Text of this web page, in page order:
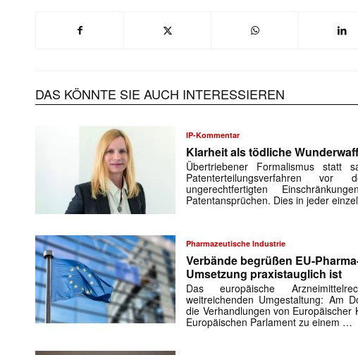
DAS KÖNNTE SIE AUCH INTERESSIEREN
IP-Kommentar
Klarheit als tödliche
Übertriebener Formalismus statt
Patenterteilungsverfahren
ungerechtfertigten
Patentansprüchen. Dies in jeder
Pharmazeutische Industrie
Verbände begrüßen EU-
Umsetzung praxistauglich ist
Das europäische
weitreichenden Umgestaltung: Am
die Verhandlungen von Europäischer
Europäischen Parlament zu einem …